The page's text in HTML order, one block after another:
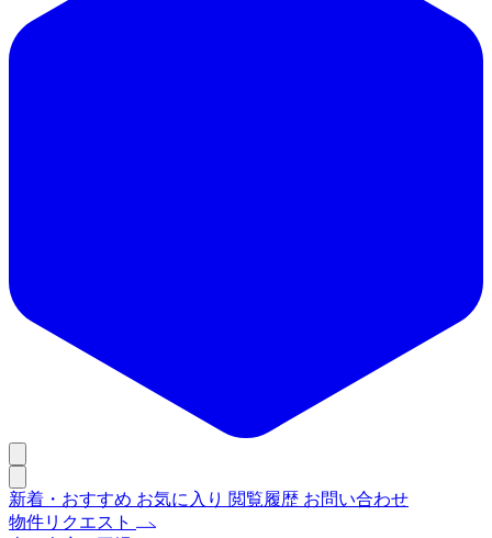
新着・おすすめ お気に入り 閲覧履歴 お問い合わせ
物件リクエスト